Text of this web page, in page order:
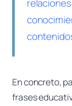
En concreto,
frases